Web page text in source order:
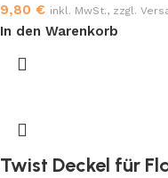
9,80 € inkl. MwSt., zzgl.
In den Warenkorb
Twist Deckel für